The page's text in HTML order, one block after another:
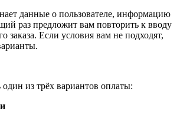
данные о пользователе, информацию
раз предложит вам повторить к вводу
заказа. Если условия вам не подходят,
из трёх вариантов оплаты: